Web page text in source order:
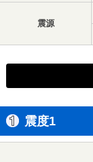
震源
震度1